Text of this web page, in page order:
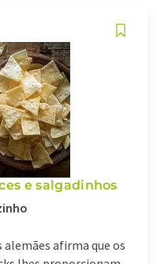
e salgadinhos
afirma que os